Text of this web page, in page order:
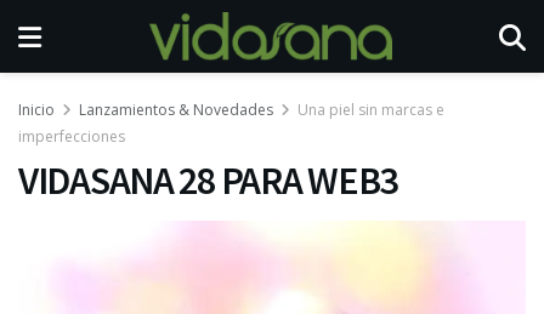
Inicio Lanzamientos & Novedades
Una piel sin marcas e
imperfecciones
VIDASANA 28 PARA WEB3